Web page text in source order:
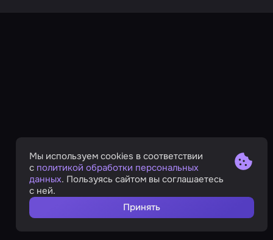
Мы используем cookies в соответствии
с политикой обработки персональных
данных. Пользуясь сайтом вы соглашаетесь
с ней.
Принять